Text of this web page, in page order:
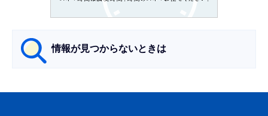
情報が見つからないときは